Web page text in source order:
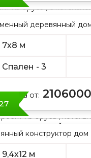
из бруса , с
деревянный
7х8 м
Спален - 3
Цена от: 2106000
из бруса ,
полутораэтажный ,
конструктор дом
9,4х12 м